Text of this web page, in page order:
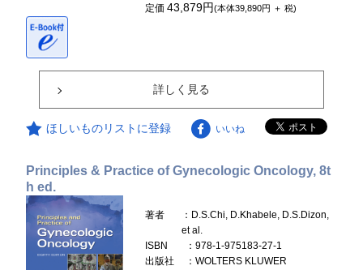
定価43,879円(本体39,890円 ＋ 税)
詳しく見る
ほしいものリストに登録 いいね
Principles & Practice of Gynecologic Oncology, 8t
h ed.
著者
：D.S.Chi, D.Khabele, D.S.Dizon,
et al.
ISBN
：978-1-975183-27-1
出版社
：WOLTERS KLUWER